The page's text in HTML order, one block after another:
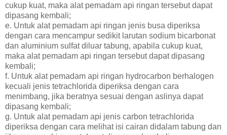
cukup kuat, maka alat pemadam api ringan tersebut dapat
dipasang kembali;
e. Untuk alat pemadam api ringan jenis busa diperiksa
dengan cara mencampur sedikit larutan sodium bicarbonat
dan aluminium sulfat diluar tabung, apabila cukup kuat,
maka alat pemadam api ringan tersebut dapat dipasang
kembali;
f. Untuk alat pemadam api ringan hydrocarbon berhalogen
kecuali jenis tetrachlorida diperiksa dengan cara
menimbang, jika beratnya sesuai dengan aslinya dapat
dipasang kembali;
g. Untuk alat pemadam api jenis carbon tetrachlorida
diperiksa dengan cara melihat isi cairan didalam tabung dan